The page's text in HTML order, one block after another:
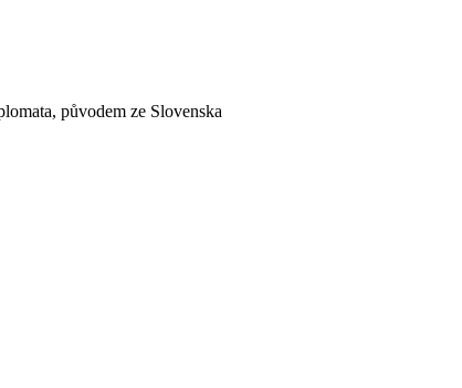
původem ze Slovenska